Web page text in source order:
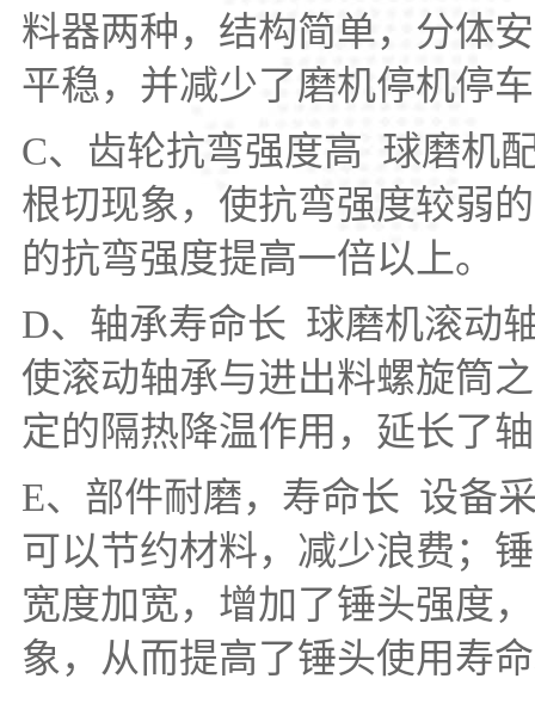
料器两种，结构简单，分体
平稳，并减少了磨机停机停
C、齿轮抗弯强度高 球磨机
根切现象，使抗弯强度较弱
的抗弯强度提高一倍以上。
D、轴承寿命长 球磨机滚动
使滚动轴承与进出料螺旋筒
定的隔热降温作用，延长了
E、部件耐磨，寿命长 设备
可以节约材料，减少浪费；
宽度加宽，增加了锤头强度
象，从而提高了锤头使用寿